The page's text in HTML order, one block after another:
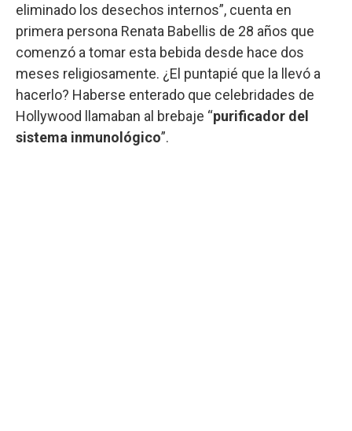
eliminado los desechos internos”, cuenta en
primera persona Renata Babellis de 28 años que
comenzó a tomar esta bebida desde hace dos
meses religiosamente. ¿El puntapié que la llevó a
hacerlo? Haberse enterado que celebridades de
Hollywood llamaban al brebaje “purificador del
sistema inmunológico”.